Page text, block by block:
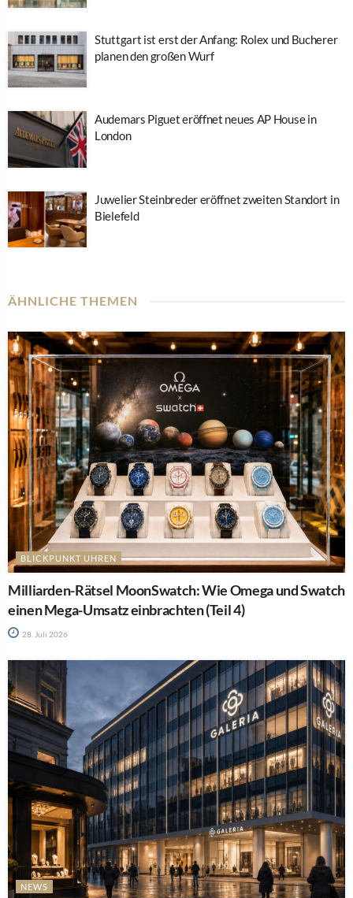
Stuttgart ist erst der Anfang: Rolex und Bucherer
planen den großen Wurf
Audemars Piguet eröffnet neues AP House in
London
Juwelier Steinbreder eröffnet zweiten Standort in
Bielefeld
ÄHNLICHE THEMEN
BLICKPUNKT UHREN
Milliarden-Rätsel MoonSwatch: Wie Omega und Swatch
einen Mega-Umsatz einbrachten (Teil 4)
28. Juli 2026
NEWS